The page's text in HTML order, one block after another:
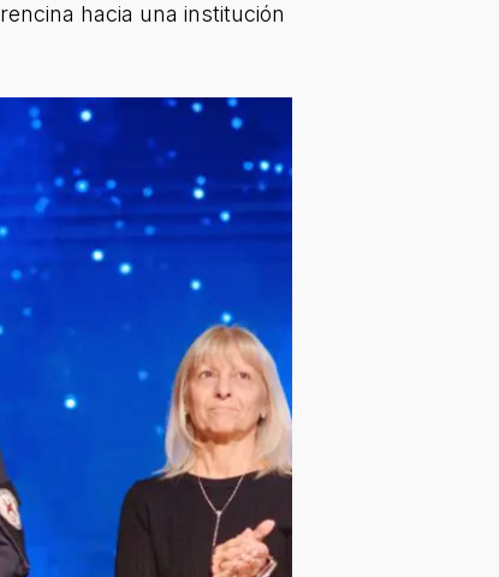
hacia una institución